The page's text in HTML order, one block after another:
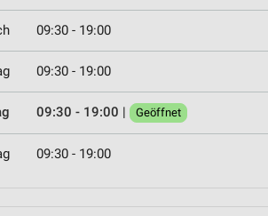
09:30 - 19:00
09:30 - 19:00
09:30 - 19:00 | Geöffnet
09:30 - 19:00